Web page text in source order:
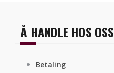
Å HANDLE HOS OSS
Betaling